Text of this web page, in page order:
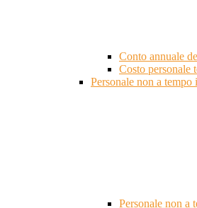
Conto annuale
Costo personale
Personale non a tempo
Personale non a